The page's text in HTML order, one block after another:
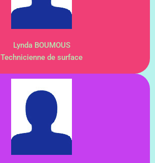
Lynda BOUMOUS
Technicienne de surface